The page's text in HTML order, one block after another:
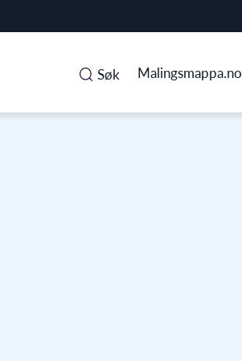
Søk Malingsmappa.no